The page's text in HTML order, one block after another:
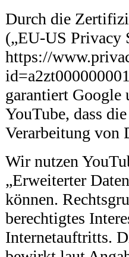
Durch die
(„EU-US Privacy
https://
garantiert Google
YouTube, dass
Verarbeitung von
Wir nutzen
„Erweiterter
können.
berechtigtes
Internetauftritts.